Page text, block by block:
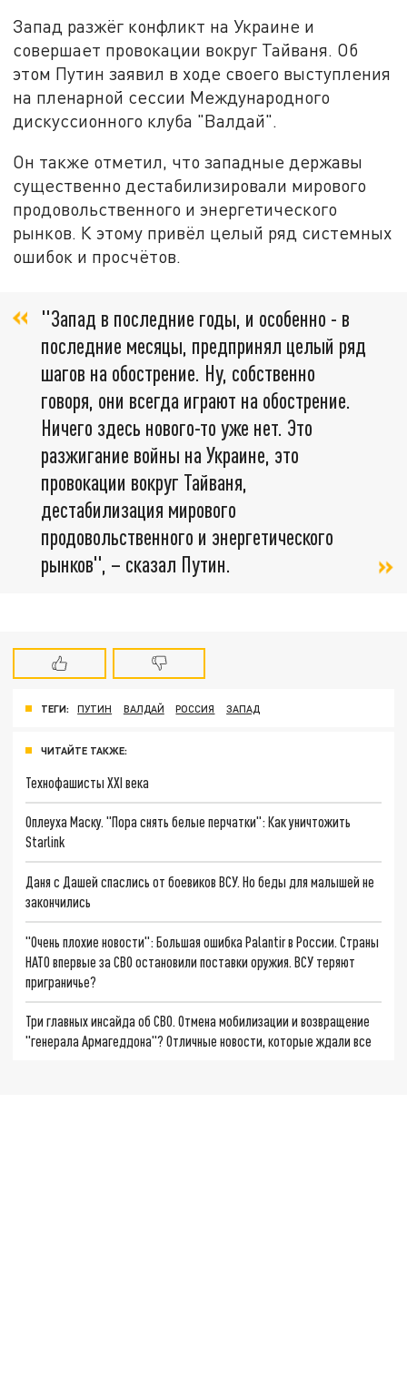
Запад разжёг конфликт на Украине и
совершает провокации вокруг Тайваня. Об
этом Путин заявил в ходе своего выступления
на пленарной сессии Международного
дискуссионного клуба "Валдай".
Он также отметил, что западные державы
существенно дестабилизировали мирового
продовольственного и энергетического
рынков. К этому привёл целый ряд системных
ошибок и просчётов.
"Запад в последние годы, и особенно - в
последние месяцы, предпринял целый ряд
шагов на обострение. Ну, собственно
говоря, они всегда играют на обострение.
Ничего здесь нового-то уже нет. Это
разжигание войны на Украине, это
провокации вокруг Тайваня,
дестабилизация мирового
продовольственного и энергетического
рынков", – сказал Путин.
ТЕГИ: ПУТИН ВАЛДАЙ РОССИЯ ЗАПАД
ЧИТАЙТЕ ТАКЖЕ:
Технофашисты XXI века
Оплеуха Маску. "Пора снять белые перчатки": Как уничтожить
Starlink
Даня с Дашей спаслись от боевиков ВСУ. Но беды для малышей не
закончились
"Очень плохие новости": Большая ошибка Palantir в России. Страны
НАТО впервые за СВО остановили поставки оружия. ВСУ теряют
приграничье?
Три главных инсайда об СВО. Отмена мобилизации и возвращение
"генерала Армагеддона"? Отличные новости, которые ждали все